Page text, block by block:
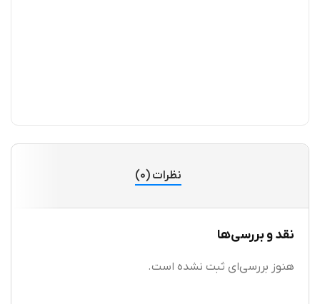
نظرات (0)
نقد و بررسی‌ها
هنوز بررسی‌ای ثبت نشده است.